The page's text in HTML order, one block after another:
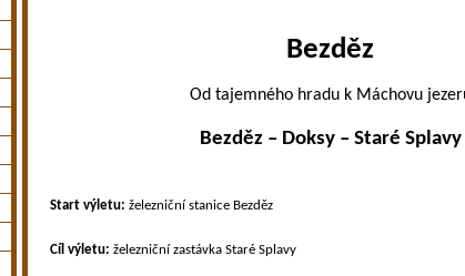
Bezděz
Od tajemného hradu k Máchovu
Bezděz – Doksy – Staré Splavy
Start výletu: železniční stanice Bezděz
Cíl výletu: železniční zastávka Staré Splavy